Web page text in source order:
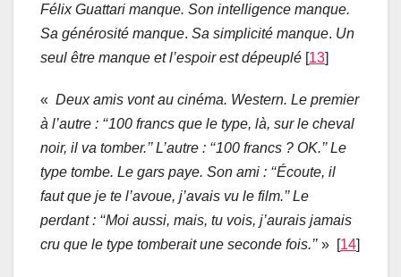
Félix Guattari manque. Son intelligence manque.
Sa générosité manque. Sa simplicité manque. Un
seul être manque et l’espoir est dépeuplé [13]
« Deux amis vont au cinéma. Western. Le premier
à l’autre : ‘‘100 francs que le type, là, sur le cheval
noir, il va tomber.’’ L’autre : ‘‘100 francs ? OK.’’ Le
type tombe. Le gars paye. Son ami : ‘‘Écoute, il
faut que je te l’avoue, j’avais vu le film.’’ Le
perdant : ‘‘Moi aussi, mais, tu vois, j’aurais jamais
cru que le type tomberait une seconde fois.’’ » [14]